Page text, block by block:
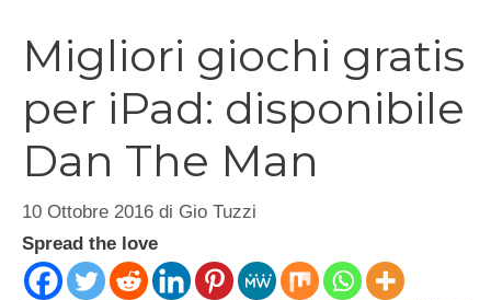
Migliori giochi gratis
per iPad: disponibile
Dan The Man
10 Ottobre 2016 di Gio Tuzzi
Spread the love